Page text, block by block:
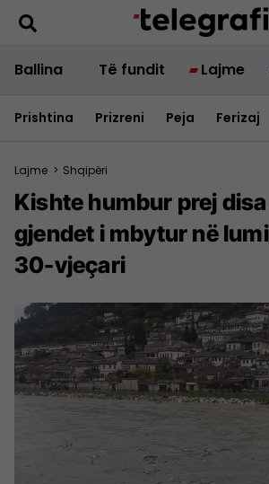
Ballina Të fundit Lajme
Prishtina Prizreni Peja Ferizaj
Lajme > Shqipëri
Kishte humbur prej
gjendet i mbytur në
30-vjeçari